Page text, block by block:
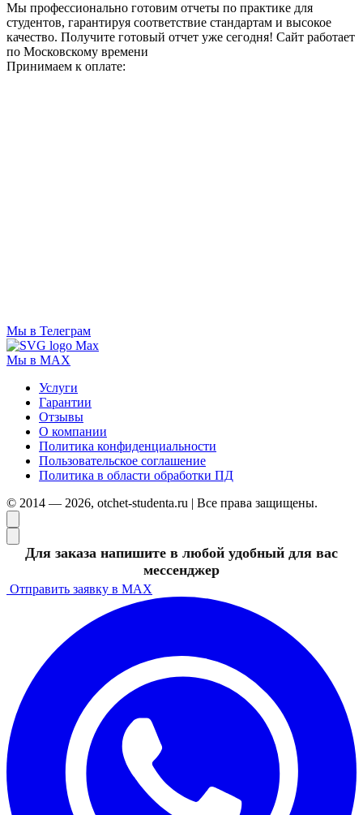
Мы профессионально готовим отчеты по практике для
студентов, гарантируя соответствие стандартам и высокое
качество. Получите готовый отчет уже сегодня! Сайт работает
по Московскому времени
Принимаем к оплате:
Мы в Телеграм
Мы в MAX
Услуги
Гарантии
Отзывы
О компании
Политика конфиденциальности
Пользовательское соглашение
Политика в области обработки ПД
© 2014 — 2026, otchet-studenta.ru | Все права защищены.
Для заказа напишите в любой удобный для вас
мессенджер
Отправить заявку в MAX